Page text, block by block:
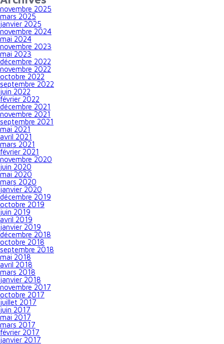
novembre 2025
mars 2025
janvier 2025
novembre 2024
mai 2024
novembre 2023
mai 2023
décembre 2022
novembre 2022
octobre 2022
septembre 2022
juin 2022
février 2022
décembre 2021
novembre 2021
septembre 2021
mai 2021
avril 2021
mars 2021
février 2021
novembre 2020
juin 2020
mai 2020
mars 2020
janvier 2020
décembre 2019
octobre 2019
juin 2019
avril 2019
janvier 2019
décembre 2018
octobre 2018
septembre 2018
mai 2018
avril 2018
mars 2018
janvier 2018
novembre 2017
octobre 2017
juillet 2017
juin 2017
mai 2017
mars 2017
février 2017
janvier 2017